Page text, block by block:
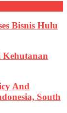
Bisnis Hulu
Kehutanan
And
South